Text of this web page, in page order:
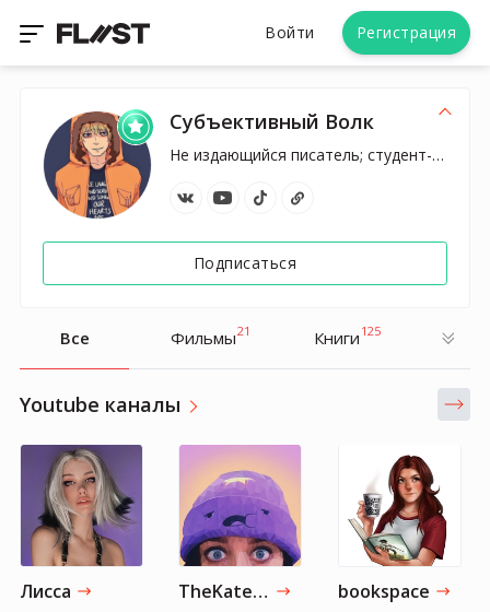
Войти Регистрация
Субъективный Волк
Не издающийся писатель; студент-социолог
Подписаться
Все Фильмы21 Книги 125
Youtube каналы
Лисса TheKateClapp bookspace